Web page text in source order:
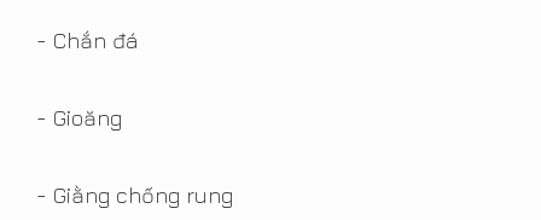
- Chắn đá
- Gioăng
- Giằng chống rung